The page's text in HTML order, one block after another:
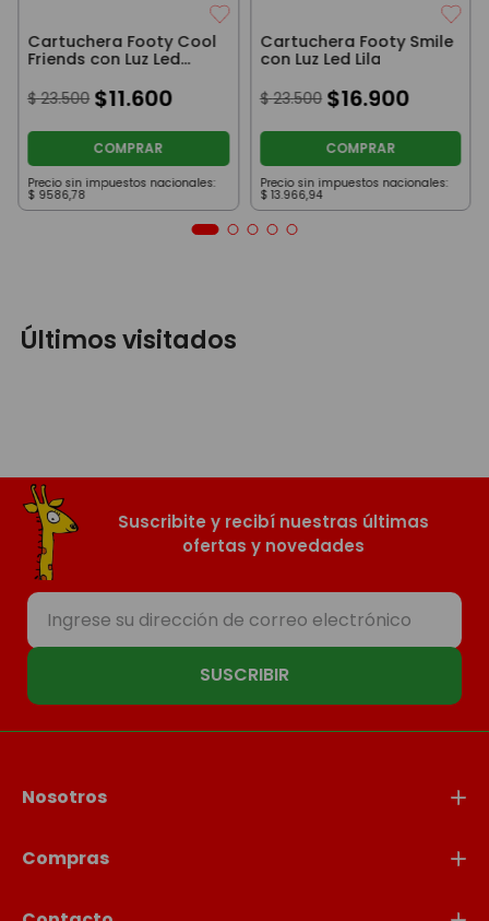
Cartuchera Footy Cool
Friends con Luz Led
$ 23.500 $11.600
COMPRAR
Precio sin impuestos nacionales:
$ 9586,78
Cartuchera Footy Smile
con Luz Led Lila
$ 23.500 $16.900
COMPRAR
Precio sin impuestos nacionales:
$ 13.966,94
Últimos visitados
Suscribite y recibí nuestras últimas
ofertas y novedades
SUSCRIBIR
Nosotros
Compras